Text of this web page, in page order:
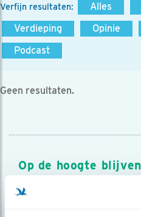
Verfijn resultaten: Alles
Verdieping
Opinie
Podcast
Geen resultaten.
Op de hoogte
Meld je aan en ontvang
over vogels en activiteiten